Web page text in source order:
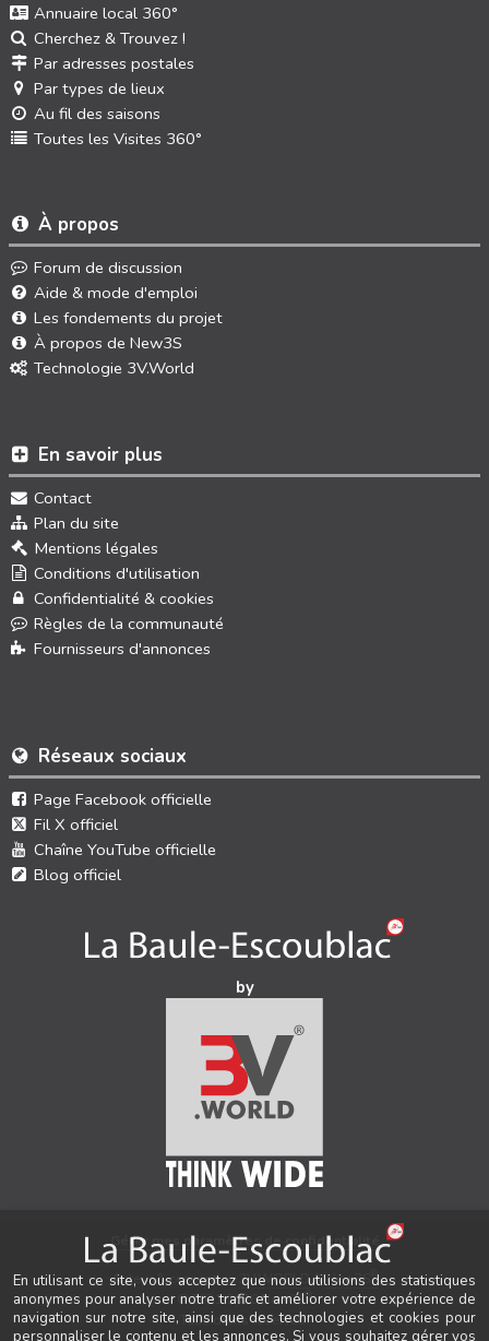
Réseaux sociaux
Page Facebook officielle
Fil X officiel
Chaîne YouTube officielle
Blog officiel
En savoir plus
Contact
Plan du site
Mentions légales
Conditions d'utilisation
Confidentialité & cookies
Règles de la communauté
Fournisseurs d'annonces
Annuaire local 360°
Cherchez & Trouvez !
Par adresses postales
Par types de lieux
Au fil des saisons
Toutes les Visites 360°
À propos
Forum de discussion
Aide & mode d'emploi
Les fondements du projet
À propos de New3S
Technologie 3V.World
by
Gérer mes paramètres de confidentialité
Auteur & conception 3V.WORLD&New3S ®
© 2021-2026 New3S®
Tous droits réservés.
En utilisant ce site, vous acceptez que nous utilisions des statistiques
anonymes pour analyser notre trafic et améliorer votre expérience de
navigation sur notre site, ainsi que des technologies et cookies pour
personnaliser le contenu et les annonces. Si vous souhaitez gérer vos